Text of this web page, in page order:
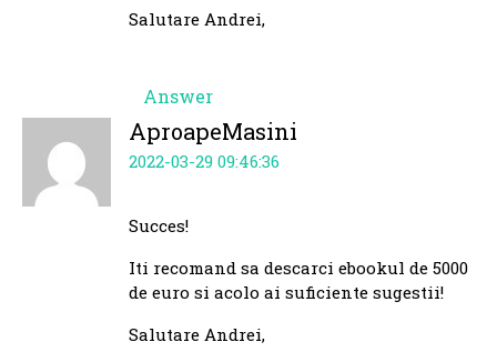
Salutare Andrei,
Answer
AproapeMasini
2022-03-29 09:46:36
Salutare Andrei,
Iti recomand sa descarci ebookul de 5000
de euro si acolo ai suficiente sugestii!
Succes!